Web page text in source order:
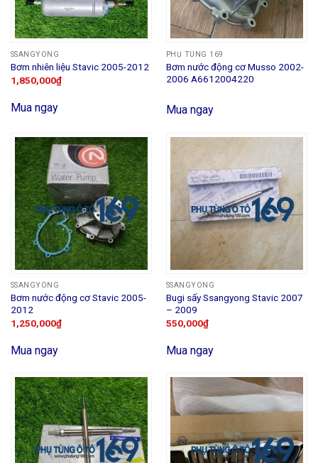
SSANGYONG
Bơm nhiên liệu Stavic 2005-2012
1,850,000₫
Mua ngay
PHỤ TÙNG 169
Bơm nước động cơ Musso 2002-
2006 A6612004220
Mua ngay
SSANGYONG
Bơm nước động cơ Stavic 2005-
2012
1,250,000₫
Mua ngay
SSANGYONG
Bugi sấy Ssangyong Stavic 2007
– 2009
550,000₫
Mua ngay